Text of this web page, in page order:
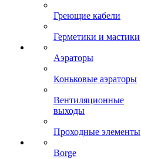
Греющие кабели
Герметики и мастики
Аэраторы
Коньковые аэраторы
Вентиляционные
выходы
Проходные элементы
Borge